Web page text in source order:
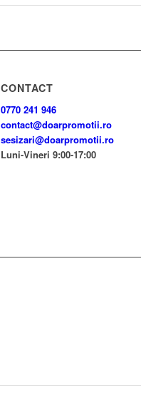
CONTACT
0770 241 946
contact@doarpromotii.ro
sesizari@doarpromotii.ro
Luni-Vineri 9:00-17:00